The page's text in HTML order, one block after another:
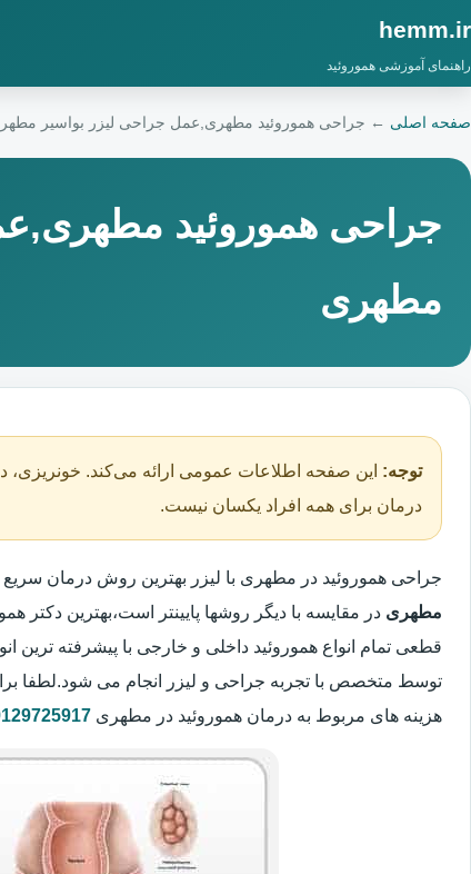
hemm.ir
راهنمای آموزشی هموروئید
صفحه اصلی ← جراحی هموروئید مطهری,عمل جراحی لیزر بواسیر
جراحی هموروئید
مطهری
توجه: این صفحه اطلاعات عمومی ارائه می‌کند. خونریزی،
درمان برای همه افراد یکسان نیست.
جراحی هموروئید در مطهری با لیزر بهترین روش درمان
مطهری در مقایسه با دیگر روشها پایینتر است،بهترین دکتر
قطعی تمام انواع هموروئید داخلی و خارجی با پیشرفته ترین
توسط متخصص با تجربه جراحی و لیزر انجام می شود.لطفا
هزینه های مربوط به درمان هموروئید در مطهری